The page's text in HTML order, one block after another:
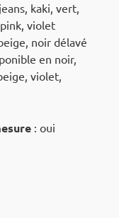
kaki, vert,
violet
noir délavé
en noir,
violet,
: oui